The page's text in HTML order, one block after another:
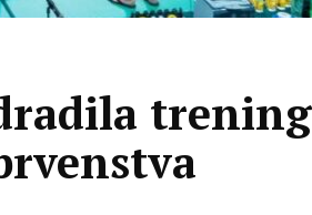
trening